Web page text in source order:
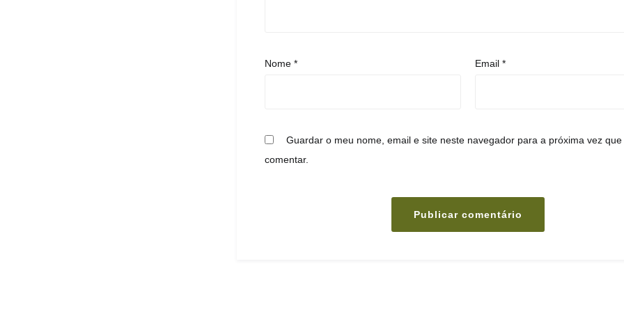
Nome * Email *
Guardar o meu nome, email e site neste navegador para a próxima vez que
comentar.